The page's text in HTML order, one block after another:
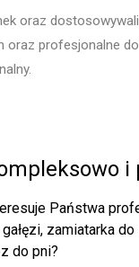
oraz
oraz profesjonalne
Państwa
zamiatarka
do pni?